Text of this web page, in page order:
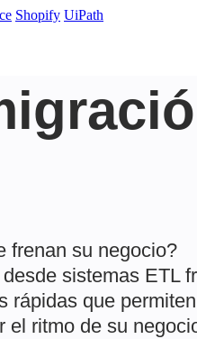
Shopify UiPath
frenan su negocio?
sistemas ETL
rápidas que permiten
el ritmo de su